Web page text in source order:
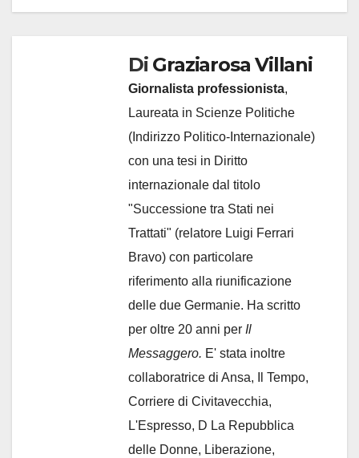
Di Graziarosa Villani
Giornalista professionista,
Laureata in Scienze Politiche
(Indirizzo Politico-Internazionale)
con una tesi in Diritto
internazionale dal titolo
"Successione tra Stati nei
Trattati" (relatore Luigi Ferrari
Bravo) con particolare
riferimento alla riunificazione
delle due Germanie. Ha scritto
per oltre 20 anni per Il
Messaggero. E' stata inoltre
collaboratrice di Ansa, Il Tempo,
Corriere di Civitavecchia,
L'Espresso, D La Repubblica
delle Donne, Liberazione,